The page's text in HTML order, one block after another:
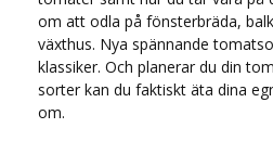
om att odla på fönsterbräda,
växthus. Nya spännande
klassiker. Och planerar du din
sorter kan du faktiskt äta dina
om.